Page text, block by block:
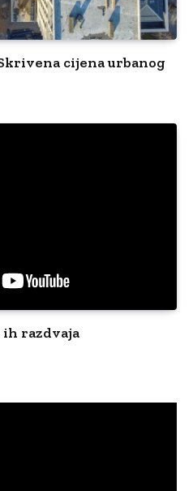
cijena urbanog
ih razdvaja